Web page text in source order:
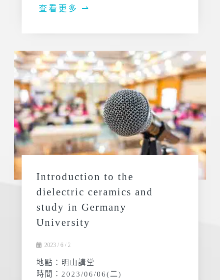
查看更多 ⇀
Introduction to the
dielectric ceramics and
study in Germany
University
2023 / 6 / 2
地點：明山講堂
時間：2023/06/06(二)